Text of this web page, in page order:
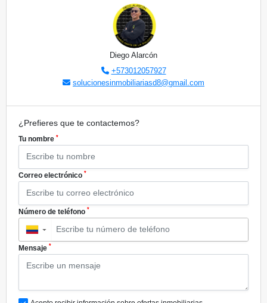
Diego Alarcón
+573012057927
solucionesinmobiliariasd8@gmail.com
¿Prefieres que te contactemos?
Tu nombre *
Correo electrónico *
Número de teléfono *
▼
Mensaje *